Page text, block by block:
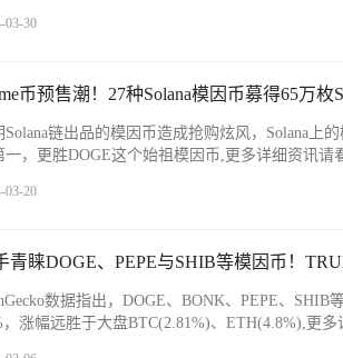
03-30
币预售潮！27种Solana模因币募得65万枚
Solana链出品的模因币造成抢购炫风，Solana上
一，更胜DOGE这个始祖模因币,更多详细资讯
03-20
青睐DOGE、PEPE与SHIB等模因币！
数据指出，DOGE、BONK、PEPE、SHIB
，涨幅远胜于大盘BTC(2.81%)、ETH(4.8%),更